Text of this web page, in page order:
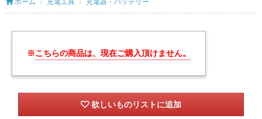
ホーム 充電工具 充電器・バッテリー
※こちらの商品は、現在ご購入頂けません。